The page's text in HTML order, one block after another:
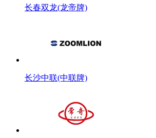
长春双龙(龙帝牌)
长沙中联(中联牌)